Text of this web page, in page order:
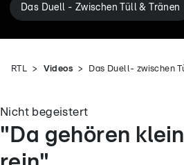
Das Duell - Zwischen Tüll & Tränen
RTL Videos Das Duell- zwischen
Nicht begeistert
"Da gehören